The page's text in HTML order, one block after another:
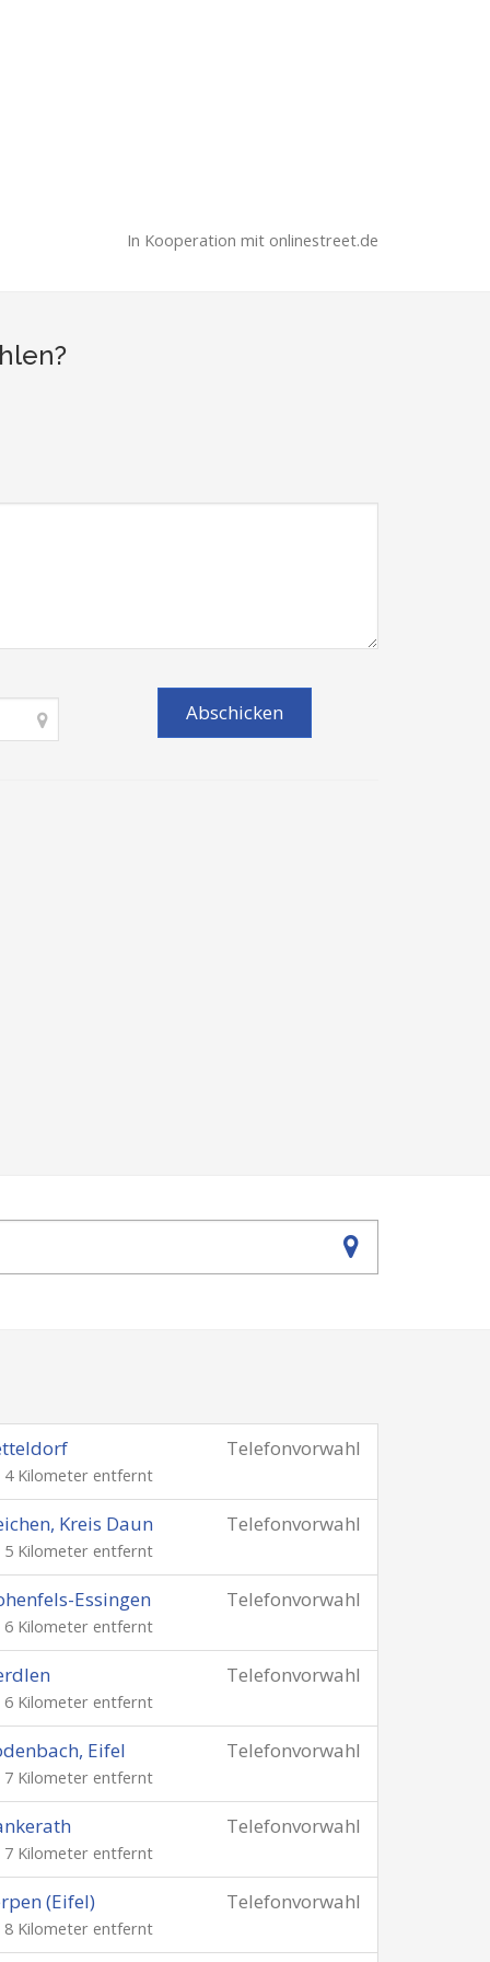
In Kooperation mit onlinestreet.de
Telefonvorwahl
4 Kilometer entfernt
Telefonvorwahl
Kreis Daun
5 Kilometer entfernt
Telefonvorwahl
Essingen
6 Kilometer entfernt
Telefonvorwahl
6 Kilometer entfernt
Telefonvorwahl
Eifel
7 Kilometer entfernt
Telefonvorwahl
7 Kilometer entfernt
Telefonvorwahl
(Eifel)
8 Kilometer entfernt